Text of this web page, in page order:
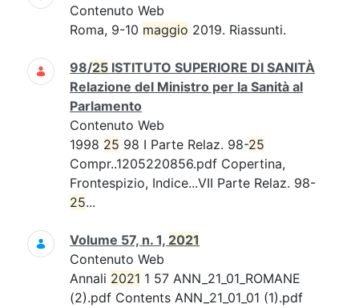
Contenuto Web
Roma, 9-10 maggio 2019. Riassunti.
98/25 ISTITUTO SUPERIORE DI SANITÀ
Relazione del Ministro per la Sanità al
Parlamento
Contenuto Web
1998 25 98 I Parte Relaz. 98-25
Compr..1205220856.pdf Copertina,
Frontespizio, Indice...VII Parte Relaz. 98-
25...
Volume 57, n. 1, 2021
Contenuto Web
Annali 2021 1 57 ANN_21_01_ROMANE
(2).pdf Contents ANN_21_01_01 (1).pdf